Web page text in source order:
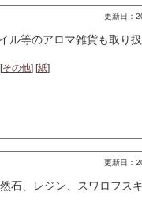
更新日：
等のアロマ雑貨も取り扱
その他] [紙]
更新日：
石、レジン、スワロフス